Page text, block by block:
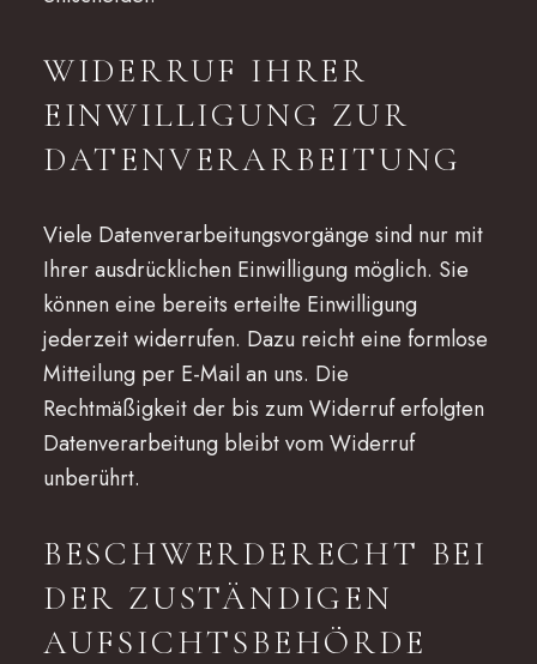
WIDERRUF IHRER
EINWILLIGUNG ZUR
DATENVERARBEITUNG
Viele Datenverarbeitungsvorgänge sind nur mit
Ihrer ausdrücklichen Einwilligung möglich. Sie
können eine bereits erteilte Einwilligung
jederzeit widerrufen. Dazu reicht eine formlose
Mitteilung per E-Mail an uns. Die
Rechtmäßigkeit der bis zum Widerruf erfolgten
Datenverarbeitung bleibt vom Widerruf
unberührt.
BESCHWERDERECHT BEI
DER ZUSTÄNDIGEN
AUFSICHTSBEHÖRDE